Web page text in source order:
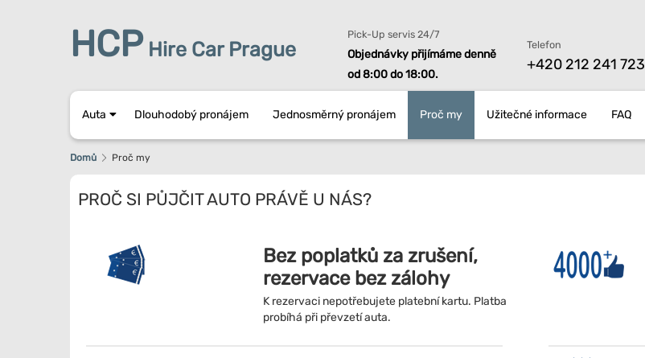
HCP Hire Car Prague
Pick-Up servis 24/7
Objednávky přijímáme denně
od 8:00 do 18:00.
Telefon
+420 212 241 723
Auta Dlouhodobý pronájem Jednosměrný pronájem Proč my Užitečné informace FAQ
Domů Proč my
PROČ SI PŮJČIT AUTO PRÁVĚ U NÁS?
Bez poplatků za zrušení,
rezervace bez zálohy
K rezervaci nepotřebujete platební kartu. Platba
probíhá při převzetí auta.